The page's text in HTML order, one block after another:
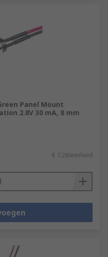
Panel Mount
2.8V 30 mA, 8 mm
€ 7,28/eenheid